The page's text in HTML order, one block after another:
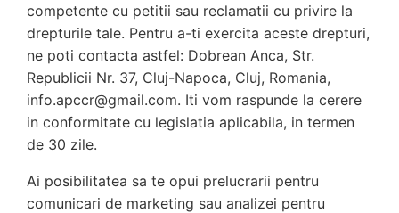
competente cu petitii sau reclamatii cu privire la
drepturile tale. Pentru a-ti exercita aceste drepturi,
ne poti contacta astfel: Dobrean Anca, Str.
Republicii Nr. 37, Cluj-Napoca, Cluj, Romania,
info.apccr@gmail.com. Iti vom raspunde la cerere
in conformitate cu legislatia aplicabila, in termen
de 30 zile.
Ai posibilitatea sa te opui prelucrarii pentru
comunicari de marketing sau analizei pentru